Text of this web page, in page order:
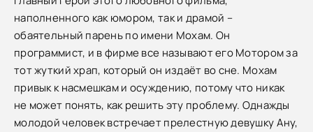
наполненного как юмором, так и драмой –
обаятельный парень по имени Мохам. Он
программист, и в фирме все называют его Мотором за
тот жуткий храп, который он издаёт во сне. Мохам
привык к насмешкам и осуждению, потому что никак
не может понять, как решить эту проблему. Однажды
молодой человек встречает прелестную девушку Ану,